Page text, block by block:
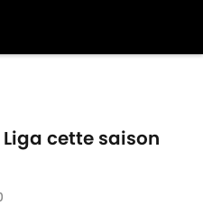
cette saison